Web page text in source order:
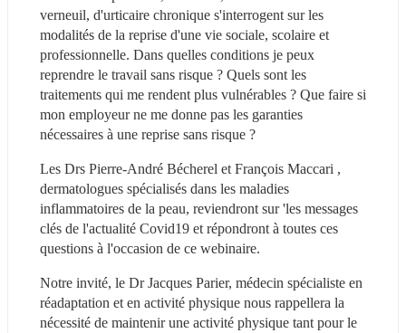
verneuil, d'urticaire chronique s'interrogent sur les
modalités de la reprise d'une vie sociale, scolaire et
professionnelle. Dans quelles conditions je peux
reprendre le travail sans risque ? Quels sont les
traitements qui me rendent plus vulnérables ? Que faire si
mon employeur ne me donne pas les garanties
nécessaires à une reprise sans risque ?
Les Drs Pierre-André Bécherel et François Maccari ,
dermatologues spécialisés dans les maladies
inflammatoires de la peau, reviendront sur 'les messages
clés de l'actualité Covid19 et répondront à toutes ces
questions à l'occasion de ce webinaire.
Notre invité, le Dr Jacques Parier, médecin spécialiste en
réadaptation et en activité physique nous rappellera la
nécessité de maintenir une activité physique tant pour le